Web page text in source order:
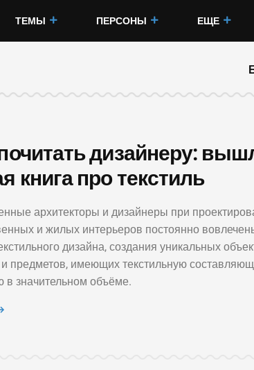
ТЕМЫ ПЕРСОНЫ ЕЩЕ
дизайнеру:
книга про текстиль
архитекторы и дизайнеры при
и жилых интерьеров постоянно
дизайна, создания уникальных
и предметов, имеющих текстильную
в значительном объёме.